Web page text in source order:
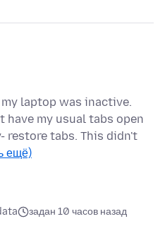
laptop was inactive.
have my usual tabs open
restore tabs. This didn't
ещё)
задан 10 часов назад